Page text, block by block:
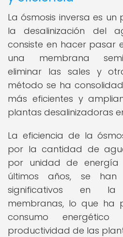
La ósmosis inversa es
la desalinización del
consiste en hacer pasar
una membrana
eliminar las sales y
método se ha
más eficientes y
plantas desalinizadoras
La eficiencia de la
por la cantidad de
por unidad de energía
últimos años, se han
significativos en
membranas, lo que ha
consumo
productividad de las